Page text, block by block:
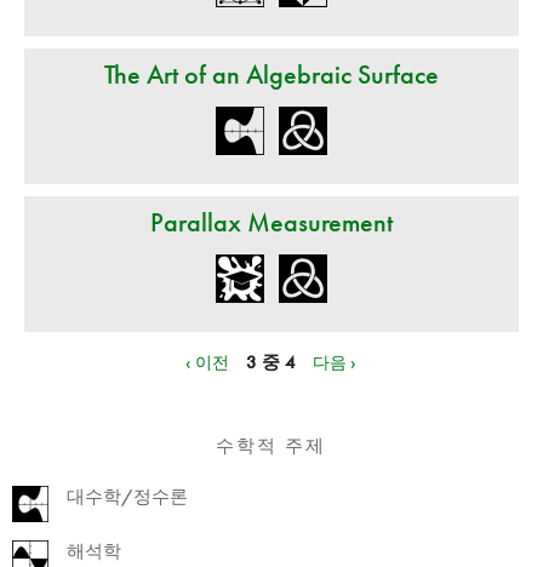
The Art of an Algebraic Surface
Parallax Measurement
‹ 이전 3 중 4 다음 ›
수학적 주제
대수학/정수론
해석학